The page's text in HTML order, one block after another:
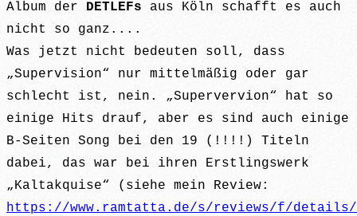
Album der DETLEFs aus Köln schafft es auch
nicht so ganz....
Was jetzt nicht bedeuten soll, dass
„Supervision“ nur mittelmäßig oder gar
schlecht ist, nein. „Supervervion“ hat so
einige Hits drauf, aber es sind auch einige
B-Seiten Song bei den 19 (!!!!) Titeln
dabei, das war bei ihren Erstlingswerk
„Kaltakquise“ (siehe mein Review:
https://www.ramtatta.de/s/reviews/f/